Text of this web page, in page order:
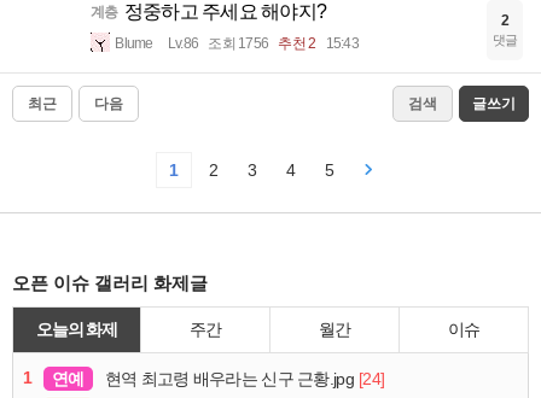
계층 정중하고 주세요 해야지?
Blume Lv.86 조회 1756 추천 2 15:43
2
댓글
최근 다음 검색 글쓰기
1 2 3 4 5
오픈 이슈 갤러리 화제글
오늘의 화제 주간 월간 이슈
1 연예 현역 최고령 배우라는 신구 근황.jpg [24]